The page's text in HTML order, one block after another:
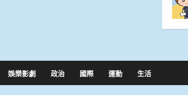
娛樂影劇 政治 國際 運動 生活